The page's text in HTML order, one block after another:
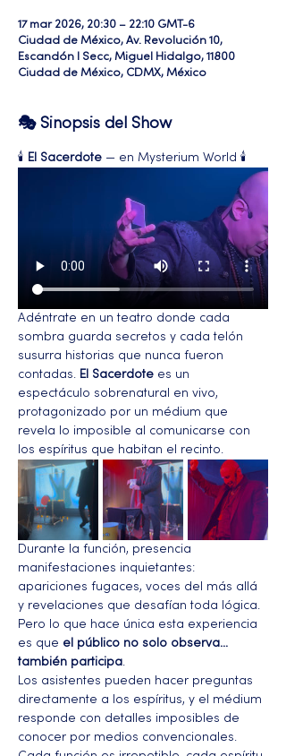
17 mar 2026, 20:30 – 22:10 GMT-6
Ciudad de México, Av. Revolución 10,
Escandón I Secc, Miguel Hidalgo, 11800
Ciudad de México, CDMX, México
🎭 Sinopsis del Show
🕯️ El Sacerdote — en Mysterium World 🕯️
Adéntrate en un teatro donde cada
sombra guarda secretos y cada telón
susurra historias que nunca fueron
contadas.
El Sacerdote es un
espectáculo sobrenatural en vivo,
protagonizado por un médium que
revela lo imposible al comunicarse con
los espíritus que habitan el recinto.
Durante la función, presencia
manifestaciones inquietantes:
apariciones fugaces, voces del más allá
y revelaciones que desafían toda lógica.
Pero lo que hace única esta experiencia
es que el público no solo observa…
también participa
Los asistentes pueden hacer preguntas
directamente a los espíritus, y el médium
responde con detalles imposibles de
conocer por medios convencionales.